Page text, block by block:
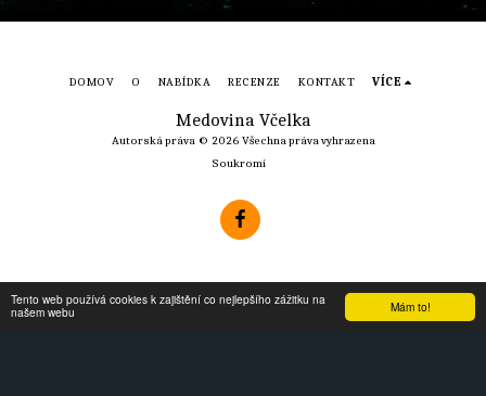
Mám to!
Tento web používá cookies k zajištění co nejlepšího zážitku na
našem webu
Medovina Včelka
Autorská práva © 2026 Všechna práva vyhrazena
Soukromí
DOMOV O NABÍDKA RECENZE KONTAKT VÍCE